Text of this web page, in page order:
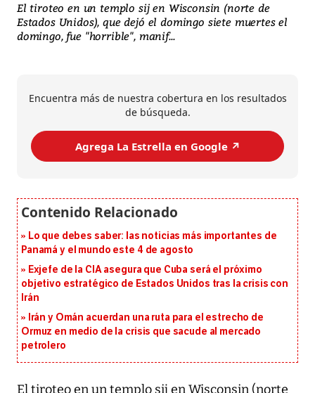
El tiroteo en un templo sij en Wisconsin (norte de
Estados Unidos), que dejó el domingo siete muertes el
domingo, fue "horrible", manif...
Encuentra más de nuestra cobertura en los resultados
de búsqueda.
Agrega La Estrella en Google ↗️
Lo que debes saber: las noticias más importantes de
Panamá y el mundo este 4 de agosto
Exjefe de la CIA asegura que Cuba será el próximo
objetivo estratégico de Estados Unidos tras la crisis con
Irán
Irán y Omán acuerdan una ruta para el estrecho de
Ormuz en medio de la crisis que sacude al mercado
petrolero
El tiroteo en un templo sij en Wisconsin (norte